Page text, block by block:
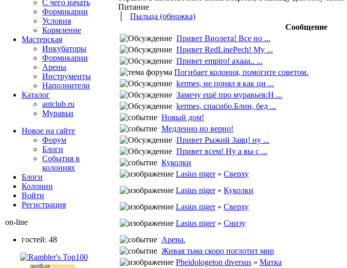
Питание
Пыльца (обножка)
Сообщение
Привет Виолета! Все но ...
Привет RedLinePech! Му ...
Привет empiro! ахааа.. ...
Погибает колония, помогите советом.
kermes, не понял я как ци ...
Замечу ещё про муравьев:Н ...
kermes, спасибо.Блин, бед ...
Новый дом!
Медленно но верно!
Привет Рыжий Заяц! ну ...
Привет всем! Ну а вы с ...
Куколки
Lasius niger» Сверху
Lasius niger» Куколки
Lasius niger» Сверху
Lasius niger» Снизу
Арена.
Живая тьма скоро поглотит мир
Pheidologeton diversus » Матка
С чего начать
Формикарии
Условия
Кормление
Мастерская
Инкубаторы
Формикарии
Арены
Инструменты
Наполнители
Каталог
antclub.ru
Муравьи
Новое на сайте
Форум
Блоги
События в
колониях
Блоги
Колонии
Войти
Peгиcтpaция
on-line
гостей: 48